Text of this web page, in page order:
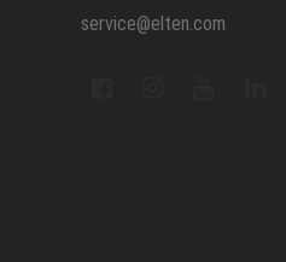
service@elten.com